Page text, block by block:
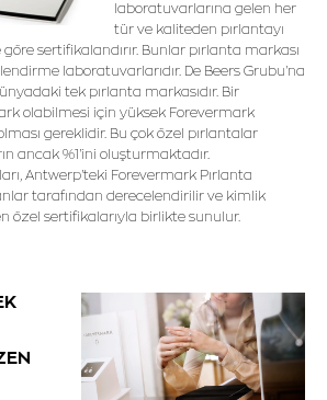
laboratuvarlarına gelen her
tür ve kaliteden pırlantayı
sertifikalandırır. Bunlar pırlanta markası
laboratuvarlarıdır. De Beers Grubu'na
tek pırlanta markasıdır. Bir
olabilmesi için yüksek Forevermark
gereklidir. Bu çok özel pırlantalar
ancak %1'ini oluşturmaktadır.
Antwerp'teki Forevermark Pırlanta
tarafından derecelendirilir ve kimlik
özel sertifikalarıyla birlikte sunulur.